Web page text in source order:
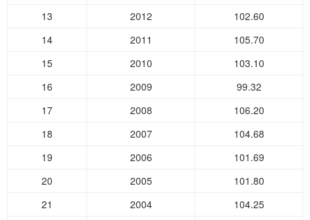
13
2012
102.60
14
2011
105.70
15
2010
103.10
16
2009
99.32
17
2008
106.20
18
2007
104.68
19
2006
101.69
20
2005
101.80
21
2004
104.25